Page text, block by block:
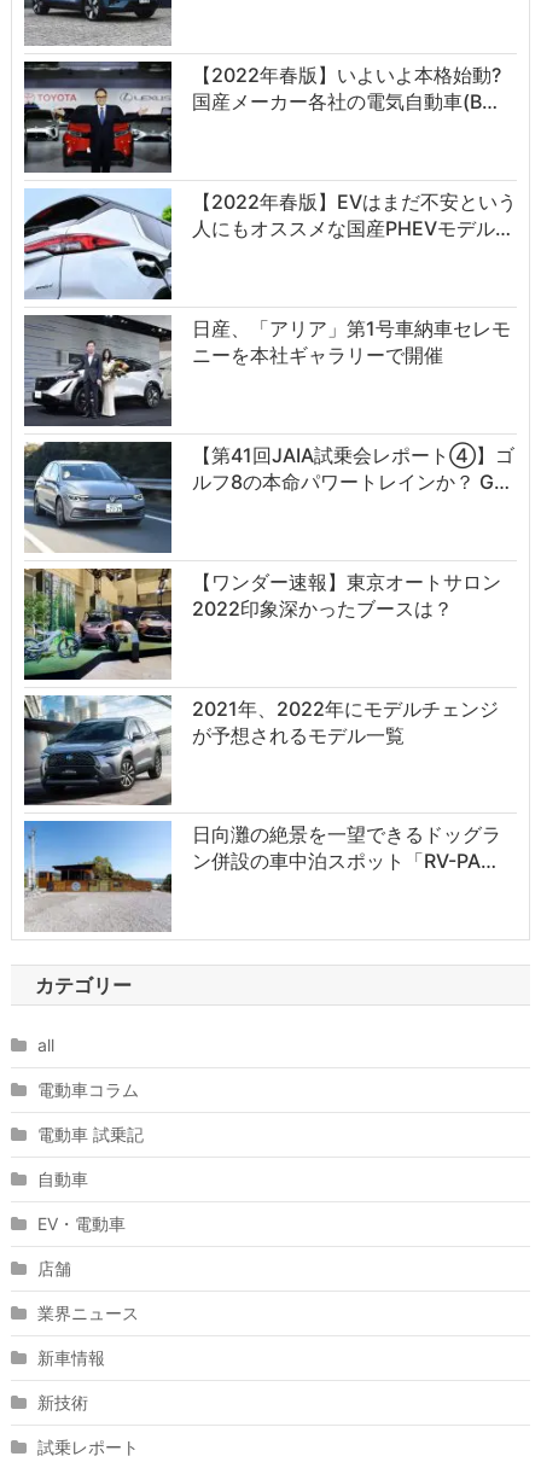
【2022年春版】いよいよ本格始動?
国産メーカー各社の電気自動車(B…
【2022年春版】EVはまだ不安という
人にもオススメな国産PHEVモデル…
日産、「アリア」第1号車納車セレモ
ニーを本社ギャラリーで開催
【第41回JAIA試乗会レポート④】ゴ
ルフ8の本命パワートレインか？ G…
【ワンダー速報】東京オートサロン
2022印象深かったブースは？
2021年、2022年にモデルチェンジ
が予想されるモデル一覧
日向灘の絶景を一望できるドッグラ
ン併設の車中泊スポット「RV-PA…
カテゴリー
all
電動車コラム
電動車 試乗記
自動車
EV・電動車
店舗
業界ニュース
新車情報
新技術
試乗レポート